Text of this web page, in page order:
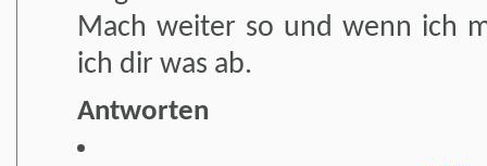
Mach weiter so und wenn ich
ich dir was ab.
Antworten